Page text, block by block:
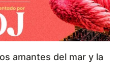
amantes del mar y la